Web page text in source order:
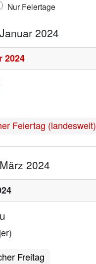
Nur Feiertage
2024
2024
Feiertag (landesweit)
2024
Freitag